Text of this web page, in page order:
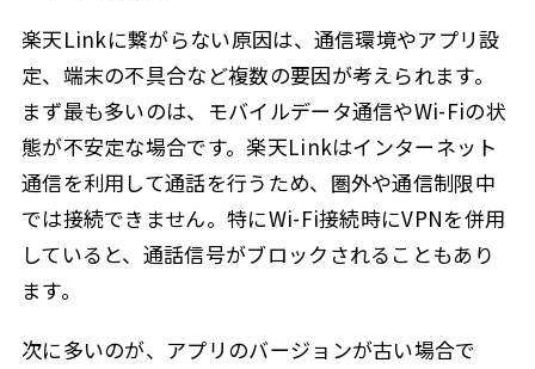
楽天Linkに繋がらない原因は、通信環境やアプリ設
定、端末の不具合など複数の要因が考えられます。
まず最も多いのは、モバイルデータ通信やWi-Fiの状
態が不安定な場合です。楽天Linkはインターネット
通信を利用して通話を行うため、圏外や通信制限中
では接続できません。特にWi-Fi接続時にVPNを併用
していると、通話信号がブロックされることもあり
ます。
次に多いのが、アプリのバージョンが古い場合で